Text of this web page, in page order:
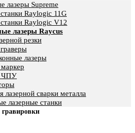
лазеры Supreme
Raylogic 11G
Raylogic V12
лазеры Raycus
резки
лазеры
ЧПУ
лазерной сварки металла
лазерные станки